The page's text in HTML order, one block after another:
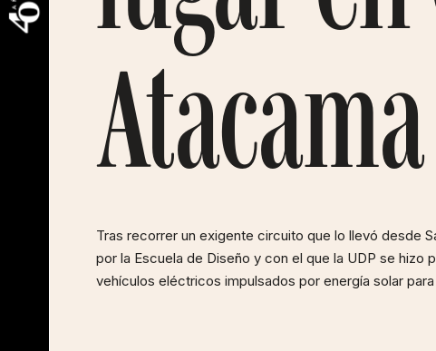
Atacama
Tras recorrer un exigente circuito que lo llevó desde
por la Escuela de Diseño y con el que la UDP se
vehículos eléctricos impulsados por energía solar